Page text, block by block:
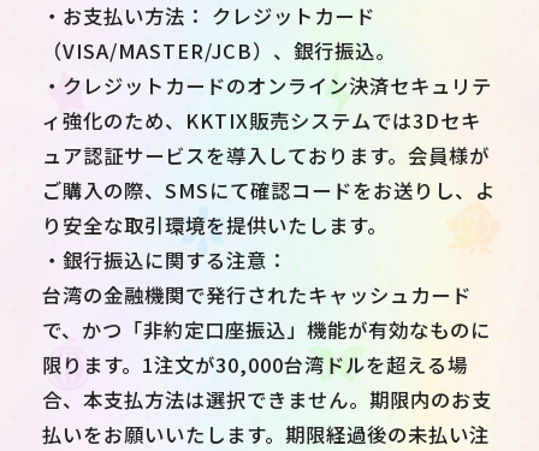
・お支払い方法： クレジットカード
（VISA/MASTER/JCB）、銀行振込。
・クレジットカードのオンライン決済セキュリテ
ィ強化のため、KKTIX販売システムでは3Dセキ
ュア認証サービスを導入しております。会員様が
ご購入の際、SMSにて確認コードをお送りし、よ
り安全な取引環境を提供いたします。
・銀行振込に関する注意：
台湾の金融機関で発行されたキャッシュカード
で、かつ「非約定口座振込」機能が有効なものに
限ります。1注文が30,000台湾ドルを超える場
合、本支払方法は選択できません。期限内のお支
払いをお願いいたします。期限経過後の未払い注